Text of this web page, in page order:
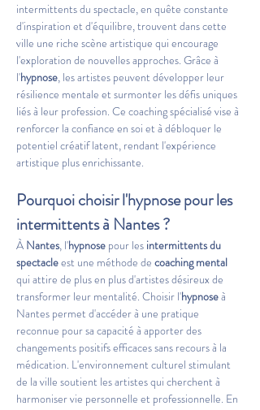
intermittents du spectacle, en quête constante
d'inspiration et d'équilibre, trouvent dans cette
ville une riche scène artistique qui encourage
l'exploration de nouvelles approches. Grâce à
l'hypnose, les artistes peuvent développer leur
résilience mentale et surmonter les défis uniques
liés à leur profession. Ce coaching spécialisé vise à
renforcer la confiance en soi et à débloquer le
potentiel créatif latent, rendant l'expérience
artistique plus enrichissante.
Pourquoi choisir l'hypnose pour les
intermittents à Nantes ?
À Nantes, l'hypnose pour les intermittents du
spectacle est une méthode de coaching mental
qui attire de plus en plus d'artistes désireux de
transformer leur mentalité. Choisir l'hypnose à
Nantes permet d'accéder à une pratique
reconnue pour sa capacité à apporter des
changements positifs efficaces sans recours à la
médication. L'environnement culturel stimulant
de la ville soutient les artistes qui cherchent à
harmoniser vie personnelle et professionnelle. En